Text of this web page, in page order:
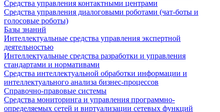
Средства управления контактными центрами
Средства управления диалоговыми роботами (чат-боты и
голосовые роботы)
Базы знаний
Интеллектуальные средства управления экспертной
деятельностью
Интеллектуальные средства разработки и управления
стандартами и нормативами
Средства интеллектуальной обработки информации и
интеллектуального анализа бизнес-процессов
Справочно-правовые системы
Средства мониторинга и управления программно-
определяемых сетей и виртуализации сетевых функций